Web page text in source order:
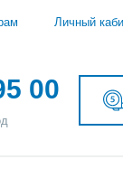
Личный
00